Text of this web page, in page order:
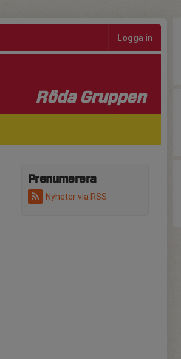
Logga in
Röda Gruppen
Prenumerera
Nyheter via RSS